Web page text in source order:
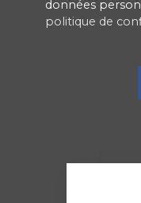
données
politique de